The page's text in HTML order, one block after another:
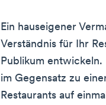
Ein hauseigener
Verständnis für Ihr
Publikum
im Gegensatz zu
Restaurants auf